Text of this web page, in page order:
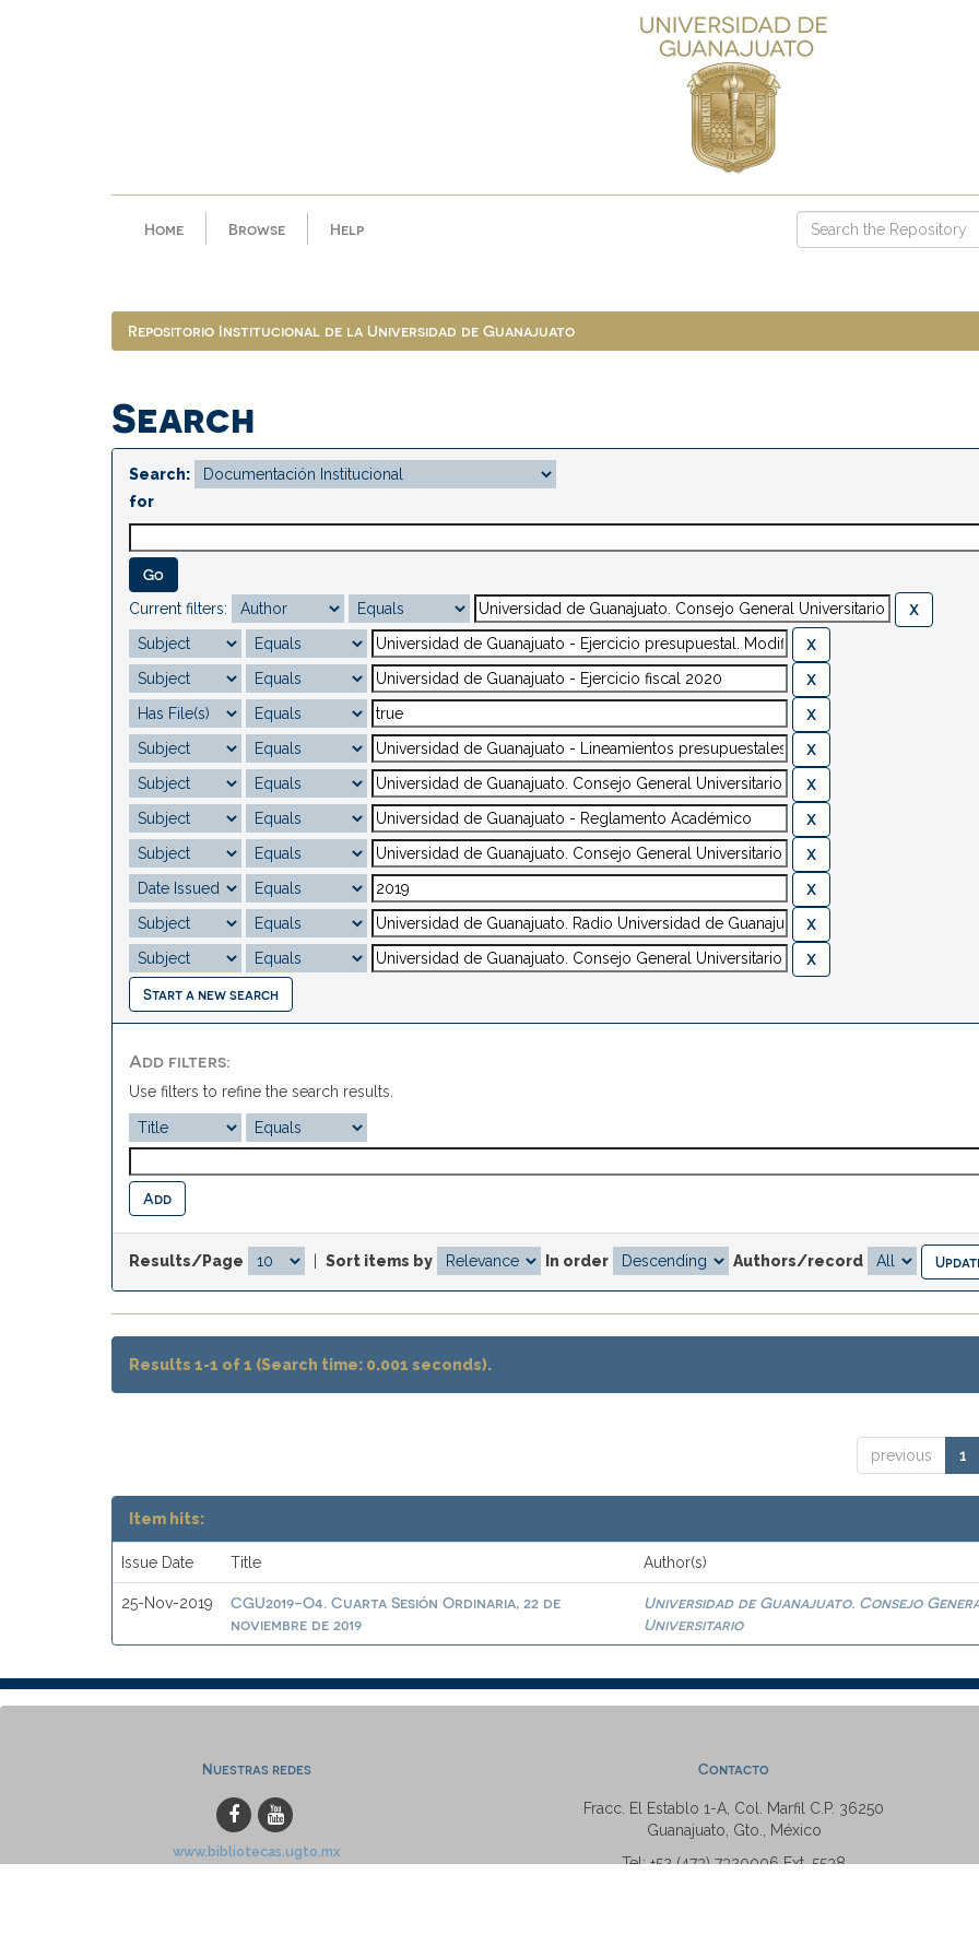
Home Browse Help
Repositorio Institucional de la Universidad de Guanajuato
Search
Search:
for
Current filters:
Start a new search
Add filters:
Use filters to refine the search results.
Results/Page Sort items by In order Authors/record
Results 1-1 of 1 (Search time: 0.001 seconds).
previous 1
Item hits:
Issue Date Title Author(s)
25-Nov-2019
CGU2019-O4. Cuarta Sesión Ordinaria, 22 de
noviembre de 2019
Universidad de Guanajuato. Consejo
Universitario
Nuestras redes
www.bibliotecas.ugto.mx
Contacto
Fracc. El Establo 1-A, Col. Marfil C.P. 36250
Guanajuato, Gto., México
Tel: +52 (473) 7320006 Ext. 5538